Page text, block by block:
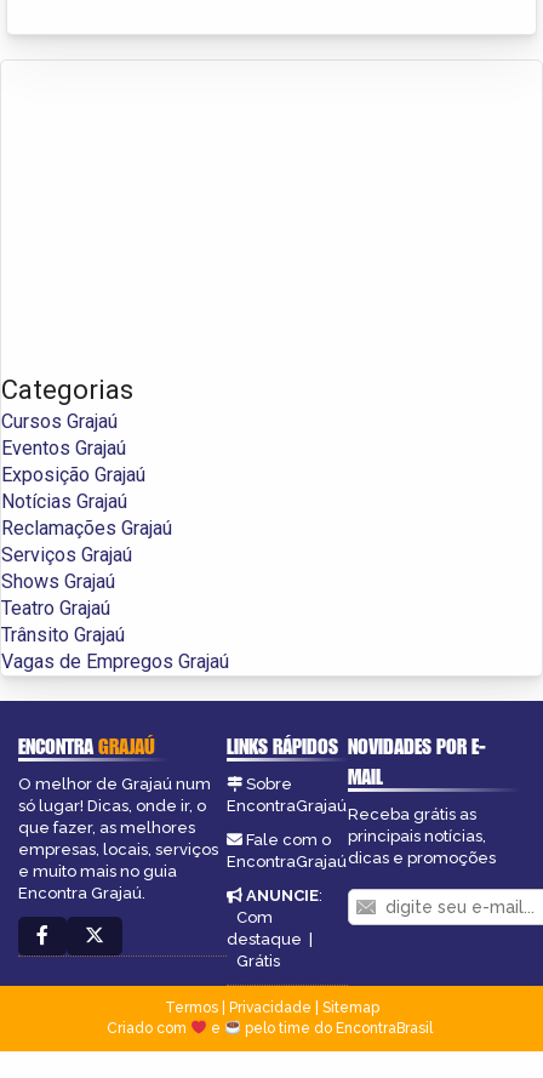
Categorias
Cursos Grajaú
Eventos Grajaú
Exposição Grajaú
Notícias Grajaú
Reclamações Grajaú
Serviços Grajaú
Shows Grajaú
Teatro Grajaú
Trânsito Grajaú
Vagas de Empregos Grajaú
ENCONTRAGRAJAÚ
O melhor de Grajaú num
só lugar! Dicas, onde ir, o
que fazer, as melhores
empresas, locais, serviços
e muito mais no guia
Encontra Grajaú.
LINKS RÁPIDOS
Sobre
EncontraGrajaú
Fale com o
EncontraGrajaú
ANUNCIE:
Com
destaque |
Grátis
NOVIDADES POR E-
MAIL
Receba grátis as
principais notícias,
dicas e promoções
Termos| Privacidade
Sitemap
Criado com
e pelo time do EncontraBrasil